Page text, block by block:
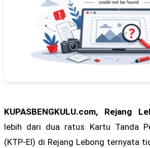
KUPASBENGKULU.com, Rejang
lebih dari dua ratus Kartu Tanda
(KTP-El) di Rejang Lebong ternyata